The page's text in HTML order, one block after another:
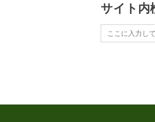
サイト内
Search
for: